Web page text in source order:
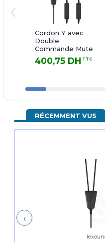
Cordon Y avec
Double
Commande Mute
400,75 DH TTC
RÉCEMMENT VUS
‹